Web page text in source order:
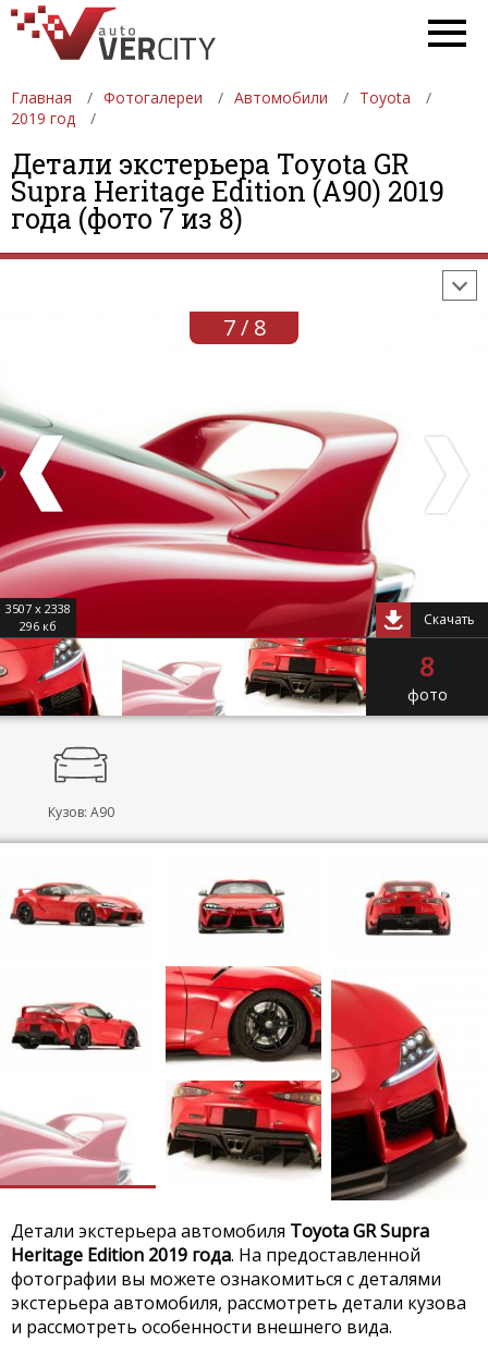
Главная Фотогалереи Автомобили
Toyota
2019 год
Детали экстерьера Toyota GR
Supra Heritage Edition (A90) 2019
года (фото 7 из 8)
ФОТОГАЛЕРЕИ АВТОМОБИЛИ
ДЕВУШКИ
АВТОСАЛОНЫ
ФОРМУЛА-1
7 / 8
3507 x 2338
296 кб
Скачать
8
фото
Кузов: A90
Детали экстерьера автомобиля Toyota GR Supra
Heritage Edition 2019 года. На предоставленной
фотографии вы можете ознакомиться с деталями
экстерьера автомобиля, рассмотреть детали кузова
и рассмотреть особенности внешнего вида.